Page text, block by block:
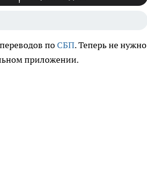
по СБП. Теперь не нужно
приложении.